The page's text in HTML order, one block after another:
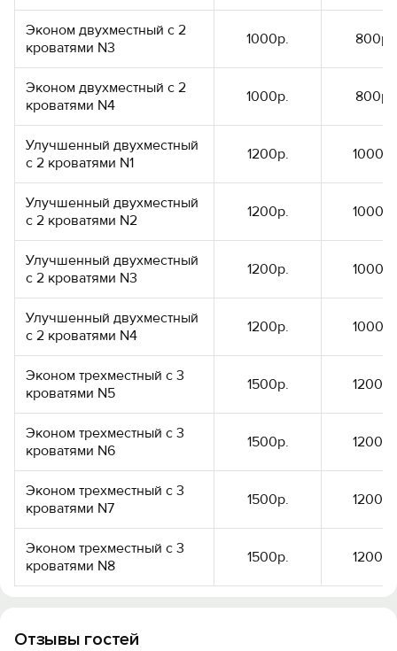
Эконом двухместный с 2
кроватями N3
1000р. 800р.
Эконом двухместный с 2
кроватями N4
1000р. 800р.
Улучшенный двухместный
с 2 кроватями N1
1200р. 1000р.
Улучшенный двухместный
с 2 кроватями N2
1200р. 1000р.
Улучшенный двухместный
с 2 кроватями N3
1200р. 1000р.
Улучшенный двухместный
с 2 кроватями N4
1200р. 1000р.
Эконом трехместный с 3
кроватями N5
1500р. 1200р.
Эконом трехместный с 3
кроватями N6
1500р. 1200р.
Эконом трехместный с 3
кроватями N7
1500р. 1200р.
Эконом трехместный с 3
кроватями N8
1500р. 1200р.
Отзывы гостей